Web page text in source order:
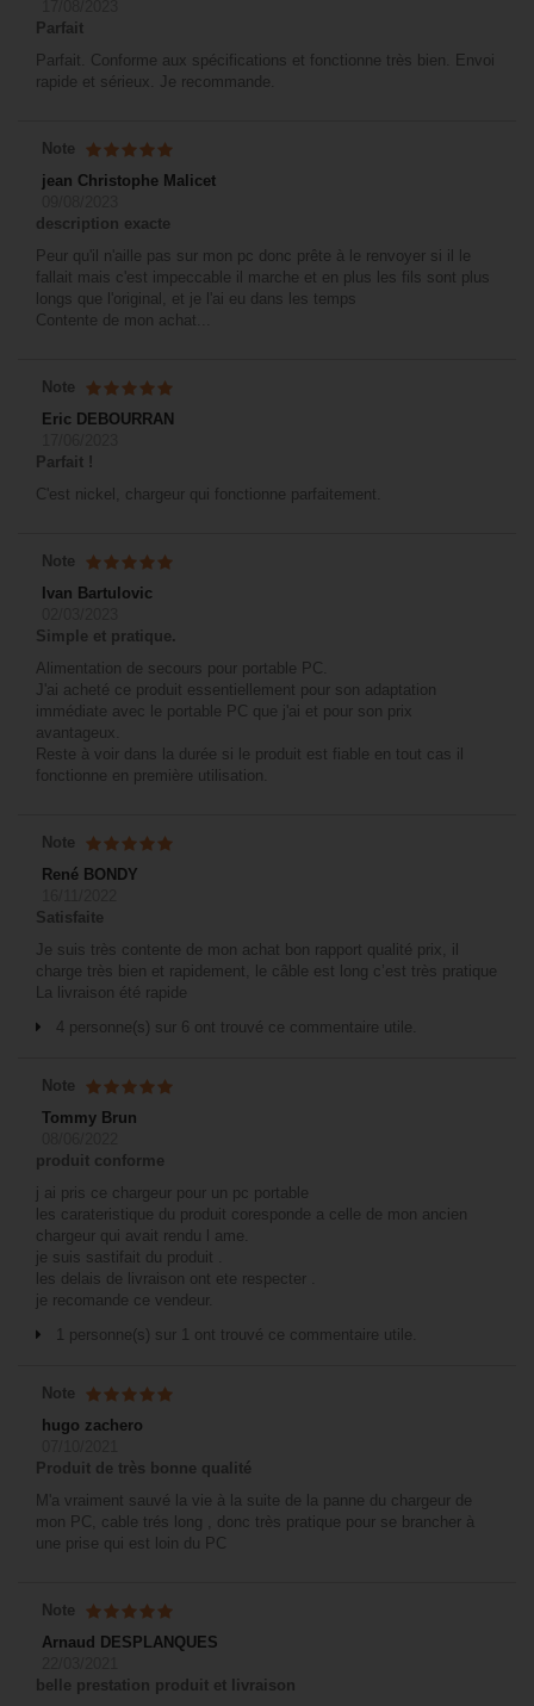
Parfait
Parfait. Conforme aux spécifications et fonctionne très bien. Envoi
rapide et sérieux. Je recommande.
Note
jean Christophe Malicet
description exacte
Peur qu'il n'aille pas sur mon pc donc prête à le renvoyer si il le
fallait mais c'est impeccable il marche et en plus les fils sont plus
longs que l'original, et je l'ai eu dans les temps
Contente de mon achat...
Note
Eric DEBOURRAN
Parfait !
C'est nickel, chargeur qui fonctionne parfaitement.
Note
Ivan Bartulovic
Simple et pratique.
Alimentation de secours pour portable PC.
J'ai acheté ce produit essentiellement pour son adaptation
immédiate avec le portable PC que j'ai et pour son prix
avantageux.
Reste à voir dans la durée si le produit est fiable en tout cas il
fonctionne en première utilisation.
Note
René BONDY
Satisfaite
Je suis très contente de mon achat bon rapport qualité prix, il
charge très bien et rapidement, le câble est long c’est très pratique
La livraison été rapide
4 personne(s) sur 6 ont trouvé ce commentaire utile.
Note
Tommy Brun
produit conforme
j ai pris ce chargeur pour un pc portable
les carateristique du produit coresponde a celle de mon ancien
chargeur qui avait rendu l ame.
je suis sastifait du produit .
les delais de livraison ont ete respecter .
je recomande ce vendeur.
1 personne(s) sur 1 ont trouvé ce commentaire utile.
Note
hugo zachero
Produit de très bonne qualité
M'a vraiment sauvé la vie à la suite de la panne du chargeur de
mon PC, cable trés long , donc très pratique pour se brancher à
une prise qui est loin du PC
Note
Arnaud DESPLANQUES
belle prestation produit et livraison